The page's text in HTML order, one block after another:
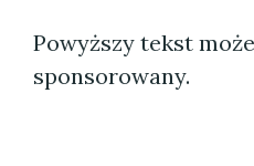
Powyższy tekst
sponsorowany.